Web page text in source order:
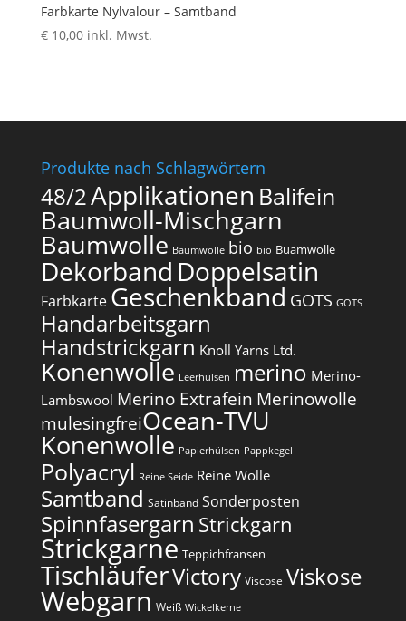
Farbkarte Nylvalour – Samtband
€10,00 inkl. Mwst.
Produkte nach Schlagwörtern
48/2Applikationen Balifein
Baumwoll-Mischgarn
Baumwolle Baumwolle bio bio Buamwolle
Dekorband Doppelsatin
Farbkarte Geschenkband GOTS GOTS
Handarbeitsgarn
Handstrickgarn Knoll Yarns Ltd.
Konenwolle Leerhülsen merino Merino-
Lambswool Merino Extrafein Merinowolle
mulesingfrei​Ocean-TVU
Konenwolle Papierhülsen Pappkegel
Polyacryl Reine Seide Reine Wolle
Samtband Satinband Sonderposten
Spinnfasergarn Strickgarn
Strickgarne Teppichfransen
TischläuferVictory Viscose Viskose
Webgarn Weiß Wickelkerne